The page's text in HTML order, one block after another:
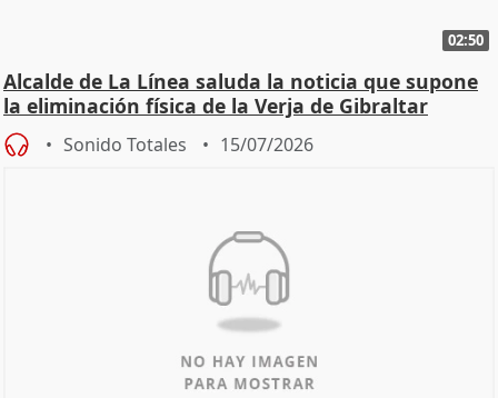
02:50
Alcalde de La Línea saluda la noticia que supone
la eliminación física de la Verja de Gibraltar
Sonido Totales 15/07/2026